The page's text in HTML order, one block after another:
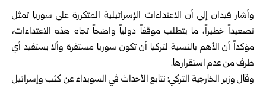
وأشار فيدان إلى أن الاعتداءات الإسرائيلية المتكررة على سوريا تمثل
تصعيداً خطيراً، ما يتطلب موقفاً دولياً واضحاً تجاه هذه الاعتداءات،
مؤكداً أن الأهم بالنسبة لتركيا أن تكون سوريا مستقرة وألا يستفيد أي
طرف من عدم استقرارها.
وقال وزير الخارجية التركي: نتابع الأحداث في السويداء عن كثب وإسرائيل